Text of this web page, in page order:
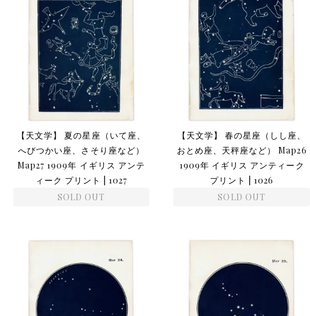
【天文学】 夏の星座（いて座、
へびつかい座、さそり座など）
Map27 1909年 イギリス アンテ
ィーク プリント | 1027
SOLD OUT
【天文学】 春の星座（しし座、
おとめ座、天秤座など） Map26
1909年 イギリス アンティーク
プリント | 1026
SOLD OUT